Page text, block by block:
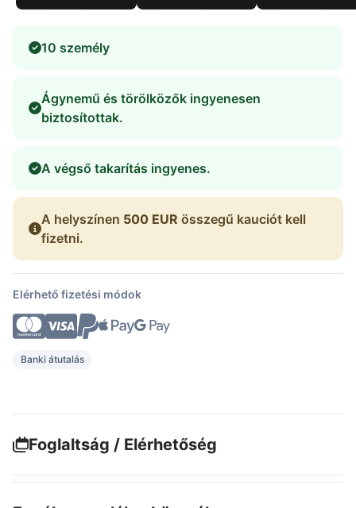
10 személy
Ágynemű és törölközők ingyenesen
biztosítottak.
A végső takarítás ingyenes.
A helyszínen 500 EUR összegű kauciót kell
fizetni.
Elérhető fizetési módok
Banki átutalás
Foglaltság / Elérhetőség